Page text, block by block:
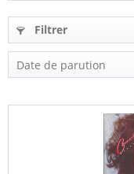
Filtrer